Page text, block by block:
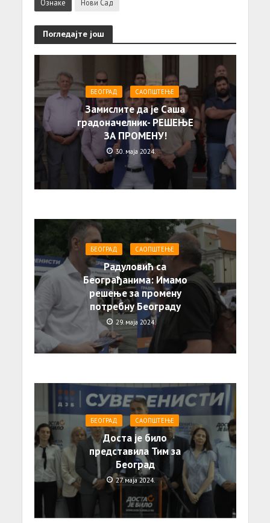
Ознаке Нови Сад
Погледајте још
БЕОГРАД САОПШТЕЊE
Замислите да је Саша
градоначелник- РЕШЕЊЕ
ЗА ПРОМЕНУ!
30. маја 2024.
БЕОГРАД САОПШТЕЊE
Радуловић са
Београђанима: Имамо
решење за промену
потребну Београду
29. маја 2024.
БЕОГРАД САОПШТЕЊE
Доста је било
представила Тим за
Београд
27. маја 2024.